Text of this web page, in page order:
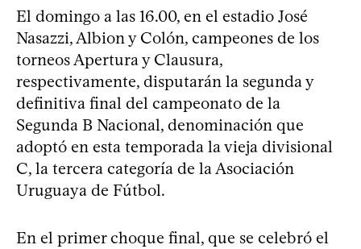
El domingo a las 16.00, en el estadio José
Nasazzi, Albion y Colón, campeones de los
torneos Apertura y Clausura,
respectivamente, disputarán la segunda y
definitiva final del campeonato de la
Segunda B Nacional, denominación que
adoptó en esta temporada la vieja divisional
C, la tercera categoría de la Asociación
Uruguaya de Fútbol.
En el primer choque final, que se celebró el